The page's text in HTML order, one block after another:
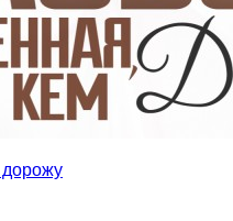
дорожу